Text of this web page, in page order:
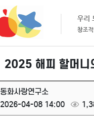
2025 해피 할머니
동화사랑연구소
2026-04-08 14:00